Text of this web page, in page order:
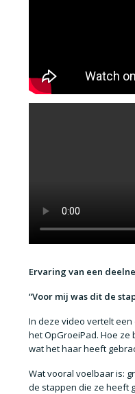
Ervaring van een
“Voor mij was dit de
In deze video vertelt
het OpGroeiPad. Hoe
wat het haar heeft
Wat vooral voelbaar is:
de stappen die ze heeft